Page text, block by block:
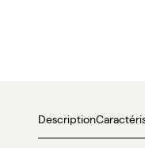
Description